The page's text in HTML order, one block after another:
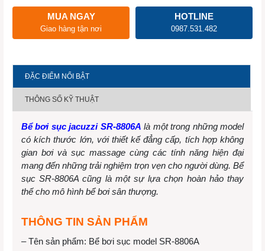
MUA NGAY
Giao hàng tận nơi
HOTLINE
0987.531.482
ĐẶC ĐIỂM NỔI BẬT
THÔNG SỐ KỸ THUẬT
Bể bơi sục jacuzzi SR-8806A là một trong những model
có kích thước lớn, với thiết kế đẳng cấp, tích hợp không
gian bơi và sục massage cùng các tính năng hiện đại
mang đến những trải nghiệm trọn vẹn cho người dùng. Bể
sục SR-8806A cũng là một sự lựa chọn hoàn hảo thay
thế cho mô hình bể bơi sân thượng.
THÔNG TIN SẢN PHẨM
– Tên sản phẩm: Bể bơi sục model SR-8806A